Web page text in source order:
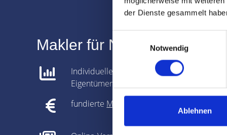
der Dienste gesammelt
Notwendig
Ablehnen
Makler für Nürnberg
Individuelle Analyse gemeinsam mit dem
Eigentümer
fundierte Marktpreisanalyse